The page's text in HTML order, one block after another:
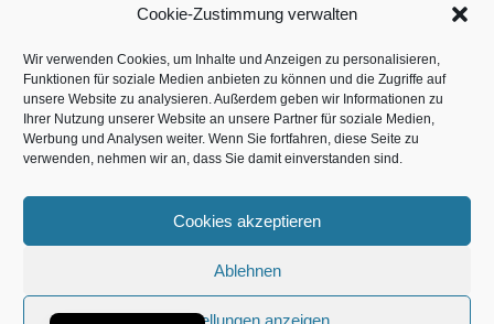
Cookie-Zustimmung verwalten
Wir verwenden Cookies, um Inhalte und Anzeigen zu personalisieren,
Funktionen für soziale Medien anbieten zu können und die Zugriffe auf
unsere Website zu analysieren. Außerdem geben wir Informationen zu
Ihrer Nutzung unserer Website an unsere Partner für soziale Medien,
Werbung und Analysen weiter. Wenn Sie fortfahren, diese Seite zu
verwenden, nehmen wir an, dass Sie damit einverstanden sind.
Cookies akzeptieren
Ablehnen
Einstellungen anzeigen
Südostasien (2011)
Turkish Airlines Türkei USA
USA (Mittlerer Westen) & Kanada (2018)
Vereinigte Arabische Emirate
Vertragslounge
Westküste Nordamerika (2014)
IMPRESSUM
DATENSCHUTZERKLÄRUNG
COOKIE-RICHTLINIE (EU)